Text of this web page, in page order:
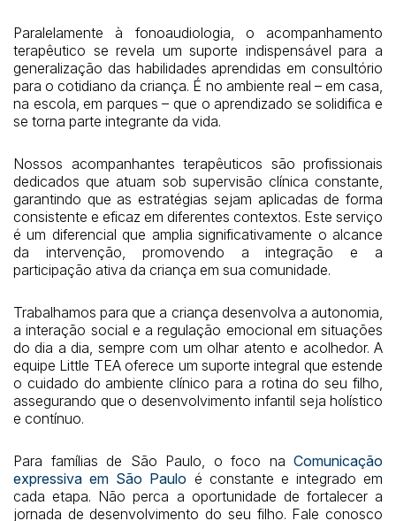
Paralelamente à fonoaudiologia, o acompanhamento
terapêutico se revela um suporte indispensável para a
generalização das habilidades aprendidas em consultório
para o cotidiano da criança. É no ambiente real – em casa,
na escola, em parques – que o aprendizado se solidifica e
se torna parte integrante da vida.
Nossos acompanhantes terapêuticos são profissionais
dedicados que atuam sob supervisão clínica constante,
garantindo que as estratégias sejam aplicadas de forma
consistente e eficaz em diferentes contextos. Este serviço
é um diferencial que amplia significativamente o alcance
da intervenção, promovendo a integração e a
participação ativa da criança em sua comunidade.
Trabalhamos para que a criança desenvolva a autonomia,
a interação social e a regulação emocional em situações
do dia a dia, sempre com um olhar atento e acolhedor. A
equipe Little TEA oferece um suporte integral que estende
o cuidado do ambiente clínico para a rotina do seu filho,
assegurando que o desenvolvimento infantil seja holístico
e contínuo.
Para famílias de São Paulo, o foco na Comunicação
expressiva em São Paulo é constante e integrado em
cada etapa. Não perca a oportunidade de fortalecer a
jornada de desenvolvimento do seu filho. Fale conosco